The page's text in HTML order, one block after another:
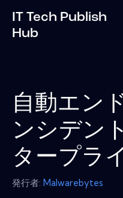
IT Tech Publish
Hub
自動エン
ンシデン
タープラ
発行者: Malwarebytes